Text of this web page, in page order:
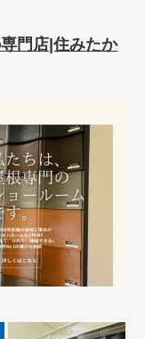
門店|住みたか